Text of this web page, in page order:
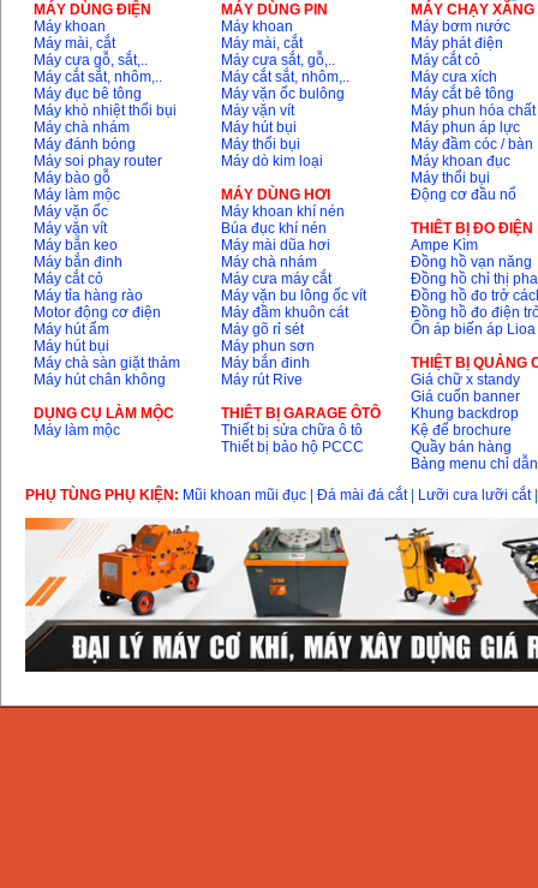
MÁY DÙNG ĐIỆN
Máy khoan
Máy mài, cắt
Máy cưa gỗ, sắt,..
Máy cắt sắt, nhôm,..
Máy đục bê tông
Máy khò nhiệt thổi bụi
Máy chà nhám
Máy đánh bóng
Máy soi phay router
Máy bào gỗ
Máy làm mộc
Máy vặn ốc
Máy vặn vít
Máy bắn keo
Máy bắn đinh
Máy cắt cỏ
Máy tỉa hàng rào
Motor động cơ điện
Máy hút ẩm
Máy hút bụi
Máy chà sàn giặt thảm
Máy hút chân không
DỤNG CỤ LÀM MỘC
Máy làm mộc
MÁY DÙNG PIN
Máy khoan
Máy mài, cắt
Máy cưa sắt, gỗ,..
Máy cắt sắt, nhôm,..
Máy vặn ốc bulông
Máy vặn vít
Máy hút bụi
Máy thổi bụi
Máy dò kim loại
MÁY DÙNG HƠI
Máy khoan khí nén
Búa đục khí nén
Máy mài dũa hơi
Máy chà nhám
Máy cưa máy cắt
Máy vặn bu lông ốc vít
Máy đầm khuôn cát
Máy gõ rỉ sét
Máy phun sơn
Máy bắn đinh
Máy rút Rive
THIÊT BỊ GARAGE ÔTÔ
Thiết bị sửa chữa ô tô
Thiết bị bảo hộ PCCC
MÁY CHẠY
Máy bơm nước
Máy phát điện
Máy cắt cỏ
Máy cưa xích
Máy cắt bê tông
Máy phun hóa chất
Máy phun áp lực
Máy đầm cóc / bàn
Máy khoan đục
Máy thổi bụi
Động cơ đầu nổ
THIÊT BỊ ĐO ĐIỆN
Ampe Kìm
Đồng hồ vạn năng
Đồng hồ chỉ thị pha
Đồng hồ đo trở
Đồng hồ đo điện
Ổn áp biến áp Lioa
THIỆT BỊ QUẢNG
Giá chữ x standy
Giá cuốn banner
Khung backdrop
Kệ để brochure
Quầy bán hàng
Bảng menu chỉ dẫn
PHỤ TÙNG PHỤ KIỆN: Mũi khoan mũi đục Đá mài đá cắt| Lưỡi cưa lưỡi cắt